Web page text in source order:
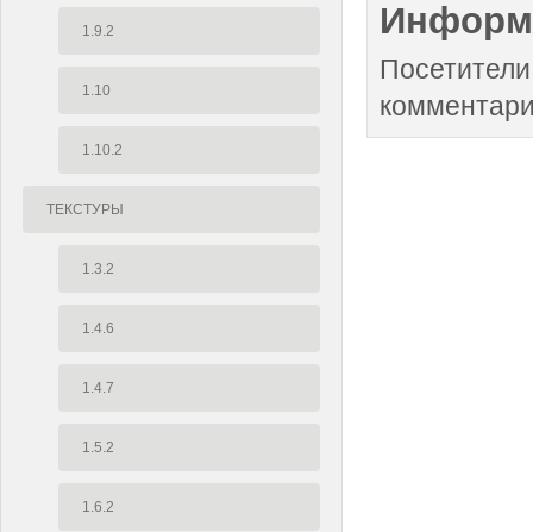
1.9.2
1.10
1.10.2
ТЕКСТУРЫ
1.3.2
1.4.6
1.4.7
1.5.2
1.6.2